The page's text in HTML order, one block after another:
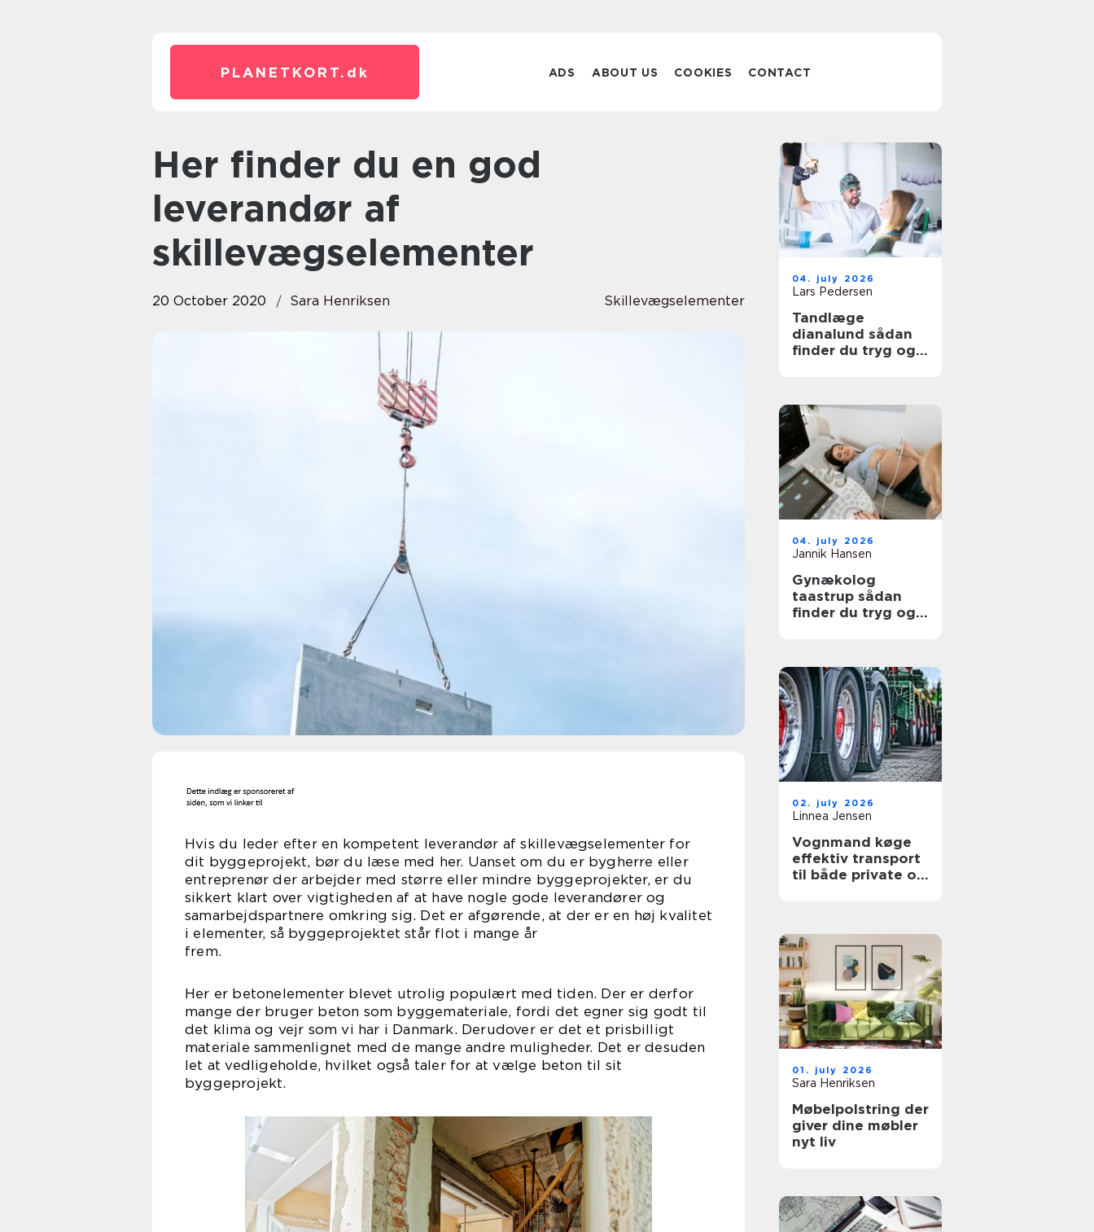
PLANETKORT. dk ADS ABOUT US COOKIES CONTACT
Her finder du en god
leverandør af
skillevægselementer
20 October 2020 Sara Henriksen Skillevægselementer
Hvis du leder efter en kompetent leverandør af skillevægselementer for
dit byggeprojekt, bør du læse med her. Uanset om du er bygherre eller
entreprenør der arbejder med større eller mindre byggeprojekter, er du
sikkert klart over vigtigheden af at have nogle gode leverandører og
samarbejdspartnere omkring sig. Det er afgørende, at der er en høj kvalitet
i elementer, så byggeprojektet står flot i mange år
frem.
Her er betonelementer blevet utrolig populært med tiden. Der er derfor
mange der bruger beton som byggemateriale, fordi det egner sig godt til
det klima og vejr som vi har i Danmark. Derudover er det et prisbilligt
materiale sammenlignet med de mange andre muligheder. Det er desuden
let at vedligeholde, hvilket også taler for at vælge beton til sit
byggeprojekt.
04. july 2026
Lars Pedersen
Tandlæge
dianalund sådan
finder du tryg og
04. july 2026
Jannik Hansen
Gynækolog
taastrup sådan
finder du tryg og
02. july 2026
Linnea Jensen
Vognmand køge
effektiv transport
til både private og
01. july 2026
Sara Henriksen
Møbelpolstring der
giver dine møbler
nyt liv